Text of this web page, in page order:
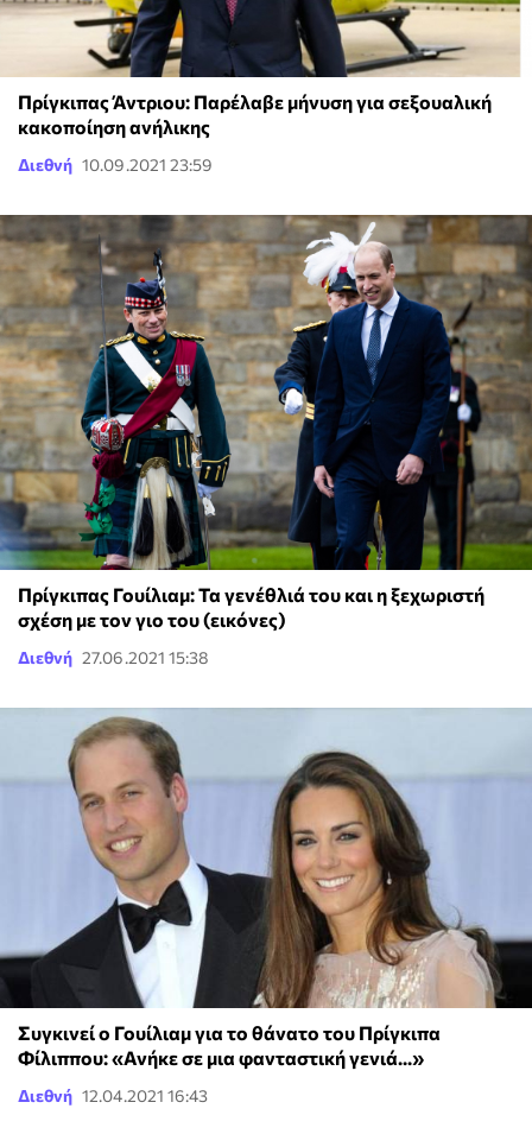
Πρίγκιπας Άντριου: Παρέλαβε μήνυση για σεξoυαλική
κακοποίηση ανήλικης
Διεθνή 10.09.2021 23:59
Πρίγκιπας Γουίλιαμ: Τα γενέθλιά του και η ξεχωριστή
σχέση με τον γιο του (εικόνες)
Διεθνή 27.06.2021 15:38
Συγκινεί ο Γουίλιαμ για το θάνατο του Πρίγκιπα
Φίλιππου: «Ανήκε σε μια φανταστική γενιά...»
Διεθνή 12.04.2021 16:43